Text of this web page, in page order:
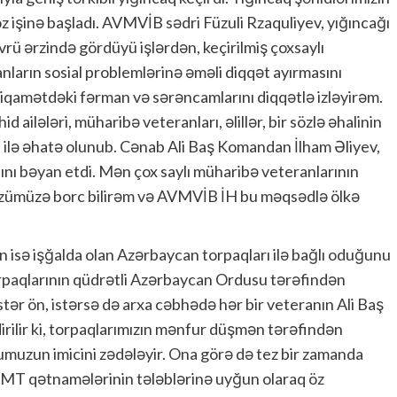
başladı. AVMVİB sədri Füzuli Rzaquliyev, yığıncağı
ərzində gördüyü işlərdən, keçirilmiş çoxsaylı
sosial problemlərinə əməli diqqət ayırmasını
fərman və sərəncamlarını diqqətlə izləyirəm.
ailələri, müharibə veteranları, əlillər, bir sözlə əhalinin
əhatə olunub. Cənab Ali Baş Komandan İlham Əliyev,
bəyan etdi. Mən çox saylı müharibə veteranlarının
borc bilirəm və AVMVİB İH bu məqsədlə ölkə
işğalda olan Azərbaycan torpaqları ilə bağlı oduğunu
qüdrətli Azərbaycan Ordusu tərəfindən
ön, istərsə də arxa cəbhədə hər bir veteranın Ali Baş
ki, torpaqlarımızın mənfur düşmən tərəfindən
imicini zədələyir. Ona görə də tez bir zamanda
qətnamələrinin tələblərinə uyğun olaraq öz